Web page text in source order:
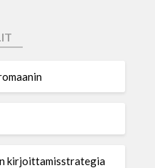
kirjoittamisstrategia